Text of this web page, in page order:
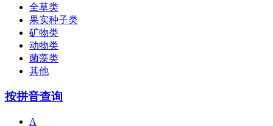
全草类
果实种子类
矿物类
动物类
菌藻类
其他
按拼音查询
A